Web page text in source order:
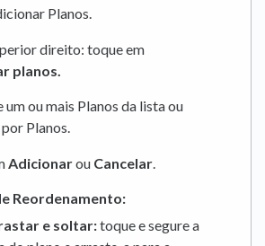
Planos.
direito: toque em
planos.
um ou mais Planos da lista ou
Planos.
Adicionarou Cancelar.
Reordenamento:
e soltar:toque e segure a